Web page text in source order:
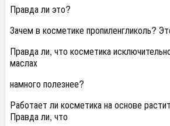
Правда ли это?
Зачем в косметике пропиленгликоль?
Правда ли, что косметика
маслах
намного полезнее?
Работает ли косметика на основе
Правда ли, что